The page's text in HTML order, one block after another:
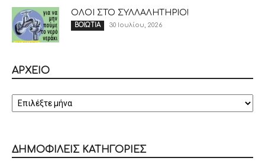
ΟΛΟΙ ΣΤΟ ΣΥΛΛΑΛΗΤΗΡΙΟ!
ΒΟΙΩΤΙΑ 30 Ιουλίου, 2026
ΑΡΧΕΙΟ
ΔΗΜΟΦΙΛΕΙΣ ΚΑΤΗΓΟΡΙΕΣ